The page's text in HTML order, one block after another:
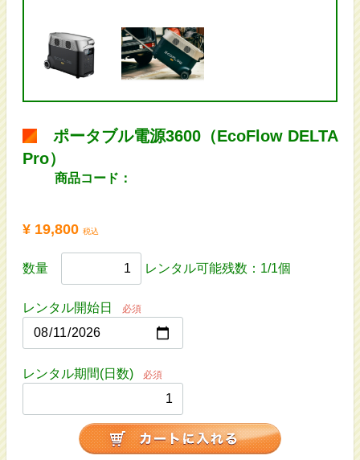
ポータブル電源3600（EcoFlow DELTA
Pro）
商品コード：
¥ 19,800 税込
数量 レンタル可能残数：1/1個
レンタル開始日 必須
レンタル期間(日数) 必須